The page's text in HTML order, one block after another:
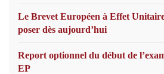
Le Brevet Européen à Effet
poser dès aujourd’hui
Report optionnel du début de
EP